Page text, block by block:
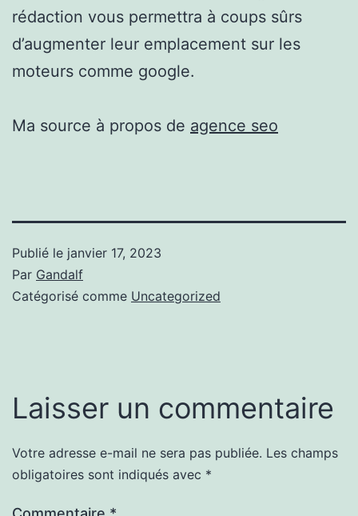
rédaction vous permettra à coups sûrs
d’augmenter leur emplacement sur les
moteurs comme google.
Ma source à propos de agence seo
Publié le janvier 17, 2023
Par Gandalf
Catégorisé comme Uncategorized
Laisser un commentaire
Votre adresse e-mail ne sera pas publiée. Les champs
obligatoires sont indiqués avec *